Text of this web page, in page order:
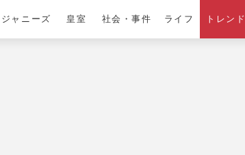
ジャニーズ 皇室 社会・事件 ライフ トレンド